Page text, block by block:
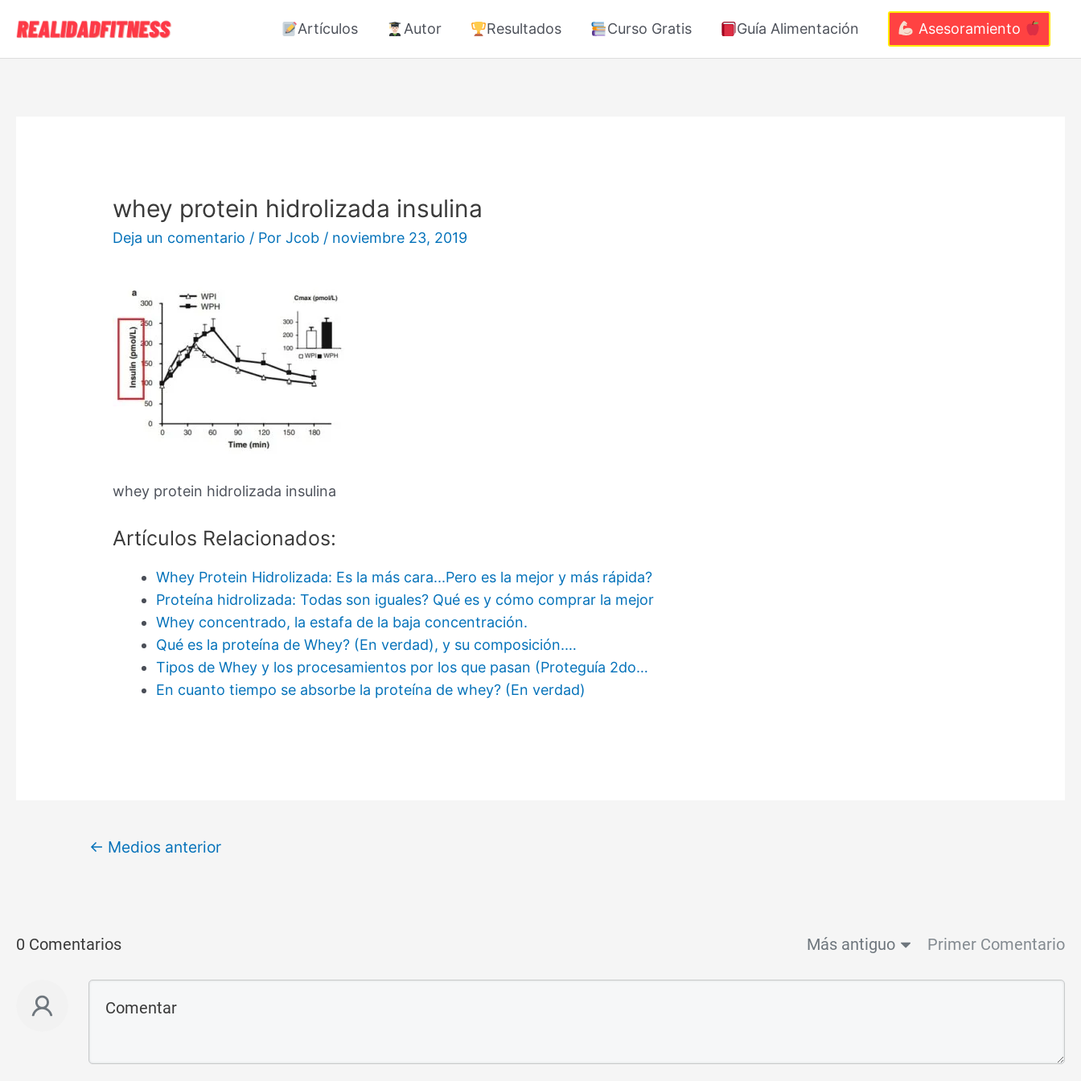
Artículos Autor Resultados Curso Gratis Guía Alimentación Asesoramiento
whey protein hidrolizada insulina
Deja un comentario / PorJcob / noviembre 23, 2019
whey protein hidrolizada insulina
Artículos Relacionados:
Whey Protein Hidrolizada: Es la más cara...Pero es la mejor y más rápida?
Proteína hidrolizada: Todas son iguales? Qué es y cómo comprar la mejor
Whey concentrado, la estafa de la baja concentración.
Qué es la proteína de Whey? (En verdad), y su composición.…
Tipos de Whey y los procesamientos por los que pasan (Proteguía 2do…
En cuanto tiempo se absorbe la proteína de whey? (En verdad)
← Medios anterior
0 Comentarios Más antiguo Primer Comentario